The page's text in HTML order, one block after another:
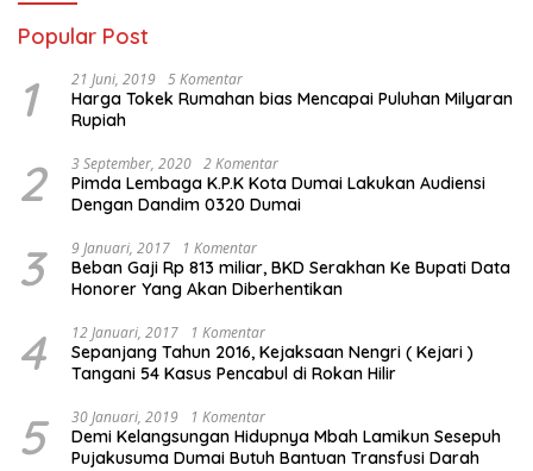
Popular Post
1 21 Juni, 2019 5 Komentar
Harga Tokek Rumahan bias Mencapai Puluhan Milyaran
Rupiah
2 3 September, 2020 2 Komentar
Pimda Lembaga K.P.K Kota Dumai Lakukan Audiensi
Dengan Dandim 0320 Dumai
3 9 Januari, 2017 1 Komentar
Beban Gaji Rp 813 miliar, BKD Serakhan Ke Bupati Data
Honorer Yang Akan Diberhentikan
4 12 Januari, 2017 1 Komentar
Sepanjang Tahun 2016, Kejaksaan Nengri ( Kejari )
Tangani 54 Kasus Pencabul di Rokan Hilir
5 30 Januari, 2019 1 Komentar
Demi Kelangsungan Hidupnya Mbah Lamikun Sesepuh
Pujakusuma Dumai Butuh Bantuan Transfusi Darah